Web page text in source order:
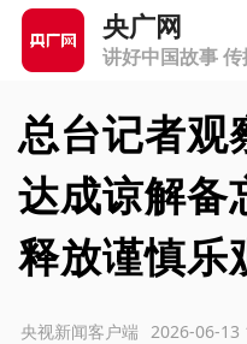
央广网
讲好中国故事
总台记者观
达成谅解备
释放谨慎乐
2026-06-13
央视新闻客户端